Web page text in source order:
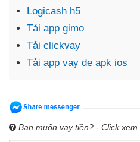
Logicash h5
Tải app gimo
Tải clickvay
Tải app vay de apk ios
Bạn muốn vay tiền? - Click xem